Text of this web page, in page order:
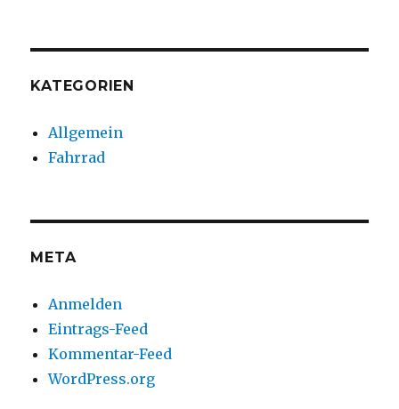
KATEGORIEN
Allgemein
Fahrrad
META
Anmelden
Eintrags-Feed
Kommentar-Feed
WordPress.org